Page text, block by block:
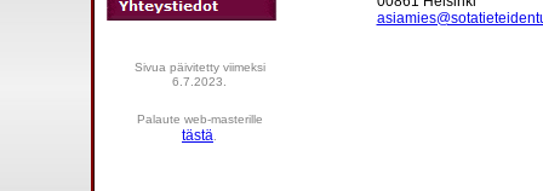
Sivua päivitetty viimeksi
6.7.2023.
Palaute web-masterille
tästä